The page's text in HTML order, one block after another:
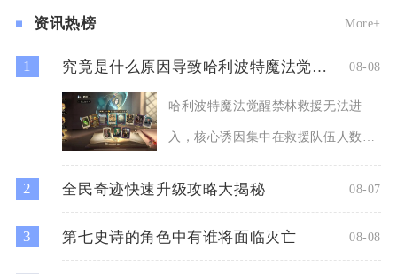
资讯热榜 More+
1 究竟是什么原因导致哈利波特魔法觉醒禁林救援进不去 08-08
哈利波特魔法觉醒禁林救援无法进
入，核心诱因集中在救援队伍人数已
满、副本进度失效、跨平台联机
2 全民奇迹快速升级攻略大揭秘 08-07
3 第七史诗的角色中有谁将面临灭亡 08-08